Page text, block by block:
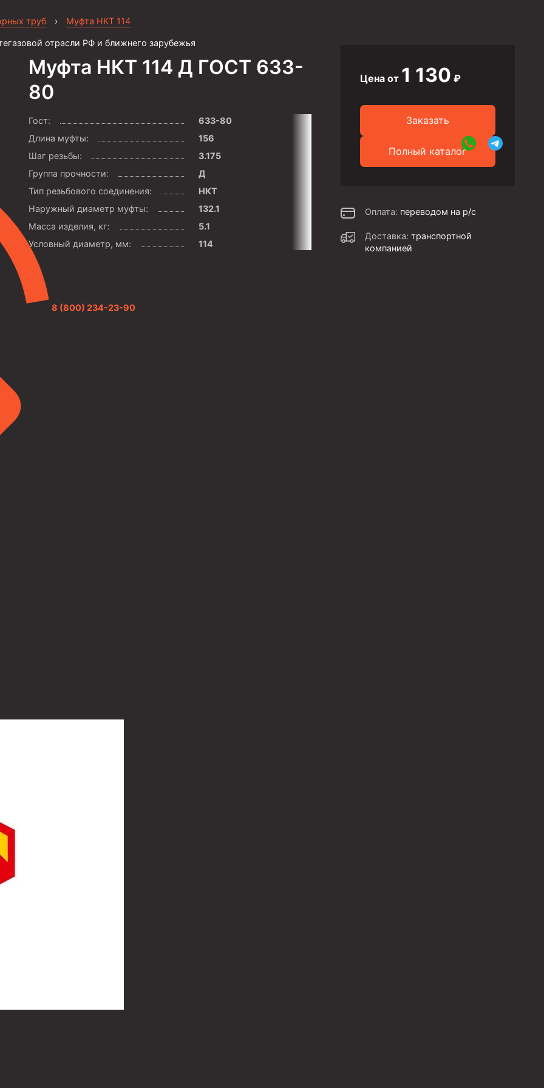
отрасли РФ и ближнего зарубежья
8 (800) 234-23-90
труб › Муфта НКТ 114
Муфта НКТ 114 Д ГОСТ 633-
80
Гост:
633-80
Длина муфты:
156
Шаг резьбы:
3.175
Группа прочности:
Д
Тип резьбового соединения:
НКТ
Наружный диаметр муфты:
132.1
Масса изделия, кг:
5.1
Условный диаметр, мм:
114
Цена от 1 130 ₽
Заказать
Полный каталог
Оплата: переводом на р/с
Доставка: транспортной
компанией